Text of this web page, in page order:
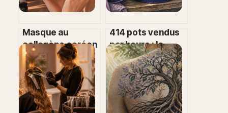
Masque au
collagène coréen
: effet lifting réel
ou simple illusion
cosmétique ?
414 pots vendus
par heure : la
crème Nivea
bleue est-elle
vraiment efficace
selon les
dermatologues ?